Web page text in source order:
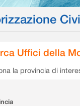
Uffici della
la provincia di